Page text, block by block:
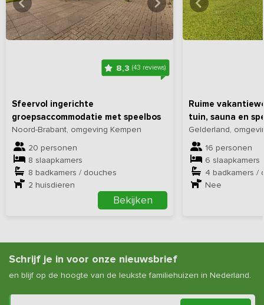
8,3 (43 reviews)
Sfeervol ingerichte
groepsaccommodatie met speelbos
Noord-Brabant, omgeving Kempen
20 personen
8 slaapkamers
8 badkamers / douches
2 huisdieren
Bekijken
Bekijkhieralle foto's
Ruime
tuin, sauna en
Gelderland,
16 personen
6 slaapkamers
4 badkamers /
Nee
Bekijk
Schrijf je in voor onze nieuwsbrief
en blijf op de hoogte van de leukste familiehuizen in Nederland.